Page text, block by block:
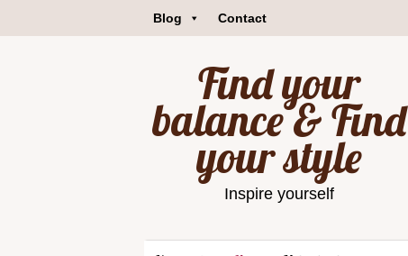
Blog Contact
Find your
balance & Find
your style
Inspire yourself